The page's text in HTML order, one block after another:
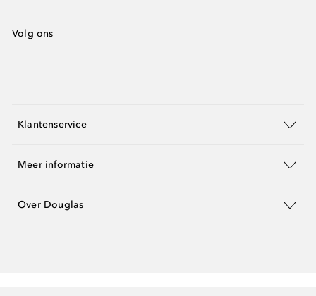
Volg ons
Klantenservice
Meer informatie
Over Douglas